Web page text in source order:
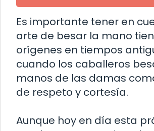
Es importante tener en
arte de besar la mano
orígenes en tiempos
cuando los caballeros
manos de las damas
de respeto y cortesía.
Aunque hoy en día esta